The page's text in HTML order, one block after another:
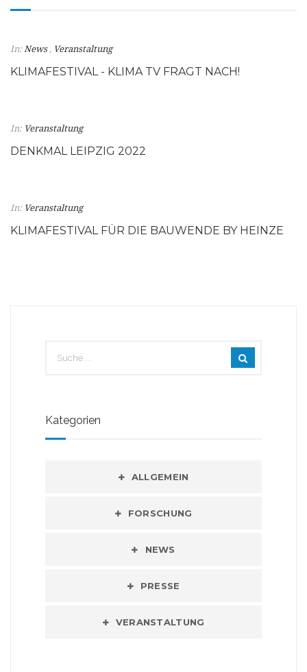
In: News, Veranstaltung
KLIMAFESTIVAL - KLIMA TV FRAGT NACH!
In: Veranstaltung
DENKMAL LEIPZIG 2022
In: Veranstaltung
KLIMAFESTIVAL FÜR DIE BAUWENDE BY HEINZE
Kategorien
ALLGEMEIN
FORSCHUNG
NEWS
PRESSE
VERANSTALTUNG